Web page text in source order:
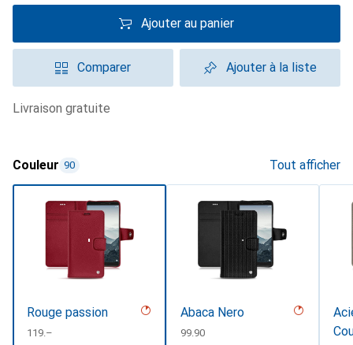
Ajouter au panier
Comparer Ajouter à la liste
livraison gratuite
Couleur 90 Tout afficher
Rouge passion
CHF
119.–
Abaca Nero
CHF
99.90